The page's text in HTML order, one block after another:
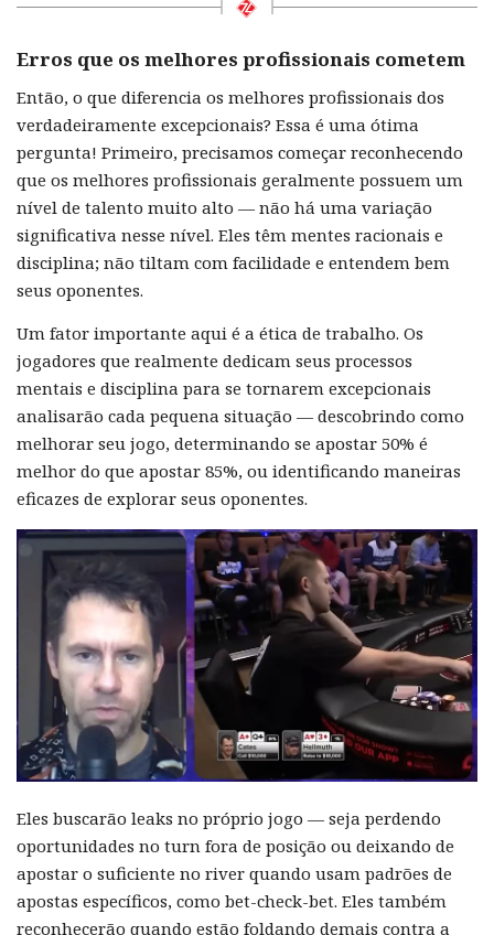
Erros que os melhores profissionais cometem
Então, o que diferencia os melhores profissionais dos
verdadeiramente excepcionais? Essa é uma ótima
pergunta! Primeiro, precisamos começar reconhecendo
que os melhores profissionais geralmente possuem um
nível de talento muito alto — não há uma variação
significativa nesse nível. Eles têm mentes racionais e
disciplina; não tiltam com facilidade e entendem bem
seus oponentes.
Um fator importante aqui é a ética de trabalho. Os
jogadores que realmente dedicam seus processos
mentais e disciplina para se tornarem excepcionais
analisarão cada pequena situação — descobrindo como
melhorar seu jogo, determinando se apostar 50% é
melhor do que apostar 85%, ou identificando maneiras
eficazes de explorar seus oponentes.
Eles buscarão leaks no próprio jogo — seja perdendo
oportunidades no turn fora de posição ou deixando de
apostar o suficiente no river quando usam padrões de
apostas específicos, como bet-check-bet. Eles também
reconhecerão quando estão foldando demais contra a